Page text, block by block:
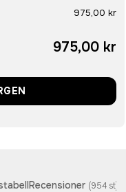
975,00 kr
975,00 kr
Recensioner (954 st)